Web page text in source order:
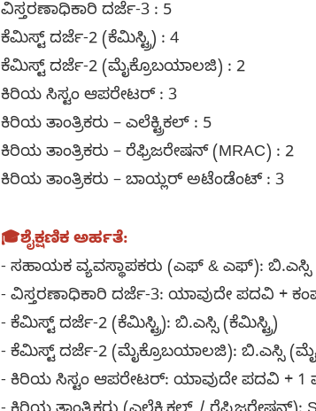
ವಿಸ್ತರಣಾಧಿಕಾರಿ ದರ್ಜೆ-3 : 5
ಕೆಮಿಸ್ಟ್ ದರ್ಜೆ-2 (ಕೆಮಿಸ್ಟ್ರಿ) : 4
ಕೆಮಿಸ್ಟ್ ದರ್ಜೆ-2 (ಮೈಕ್ರೊಬಯಾಲಜಿ) : 2
ಕಿರಿಯ ಸಿಸ್ಟಂ ಆಪರೇಟರ್ : 3
ಕಿರಿಯ ತಾಂತ್ರಿಕರು – ಎಲೆಕ್ಟ್ರಿಕಲ್ : 5
ಕಿರಿಯ ತಾಂತ್ರಿಕರು – ರೆಫ್ರಿಜರೇಷನ್ (MRAC) : 2
ಕಿರಿಯ ತಾಂತ್ರಿಕರು – ಬಾಯ್ಲರ್ ಅಟೆಂಡೆಂಟ್ : 3
🎓ಶೈಕ್ಷಣಿಕ ಅರ್ಹತೆ:
- ಸಹಾಯಕ ವ್ಯವಸ್ಥಾಪಕರು (ಎಫ್ & ಎಫ್): ಬಿ.ಎಸ್ಸಿ
- ವಿಸ್ತರಣಾಧಿಕಾರಿ ದರ್ಜೆ-3: ಯಾವುದೇ ಪದವಿ +
- ಕೆಮಿಸ್ಟ್ ದರ್ಜೆ-2 (ಕೆಮಿಸ್ಟ್ರಿ): ಬಿ.ಎಸ್ಸಿ (ಕೆಮಿಸ್ಟ್ರಿ)
- ಕೆಮಿಸ್ಟ್ ದರ್ಜೆ-2 (ಮೈಕ್ರೊಬಯಾಲಜಿ): ಬಿ.ಎಸ್ಸಿ
- ಕಿರಿಯ ಸಿಸ್ಟಂ ಆಪರೇಟರ್: ಯಾವುದೇ ಪದವಿ + 1